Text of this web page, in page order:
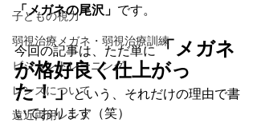
子どもの視力
弱視治療メガネ・弱視治療訓練
ビジョントレーニング
レンズについて
遠近両用レンズ
「メガネの尾沢」 です。
今回の記事は、ただ単に「メガネ
が格好良く仕上がっ
た！」という、それだけの理由で書
いております（笑）